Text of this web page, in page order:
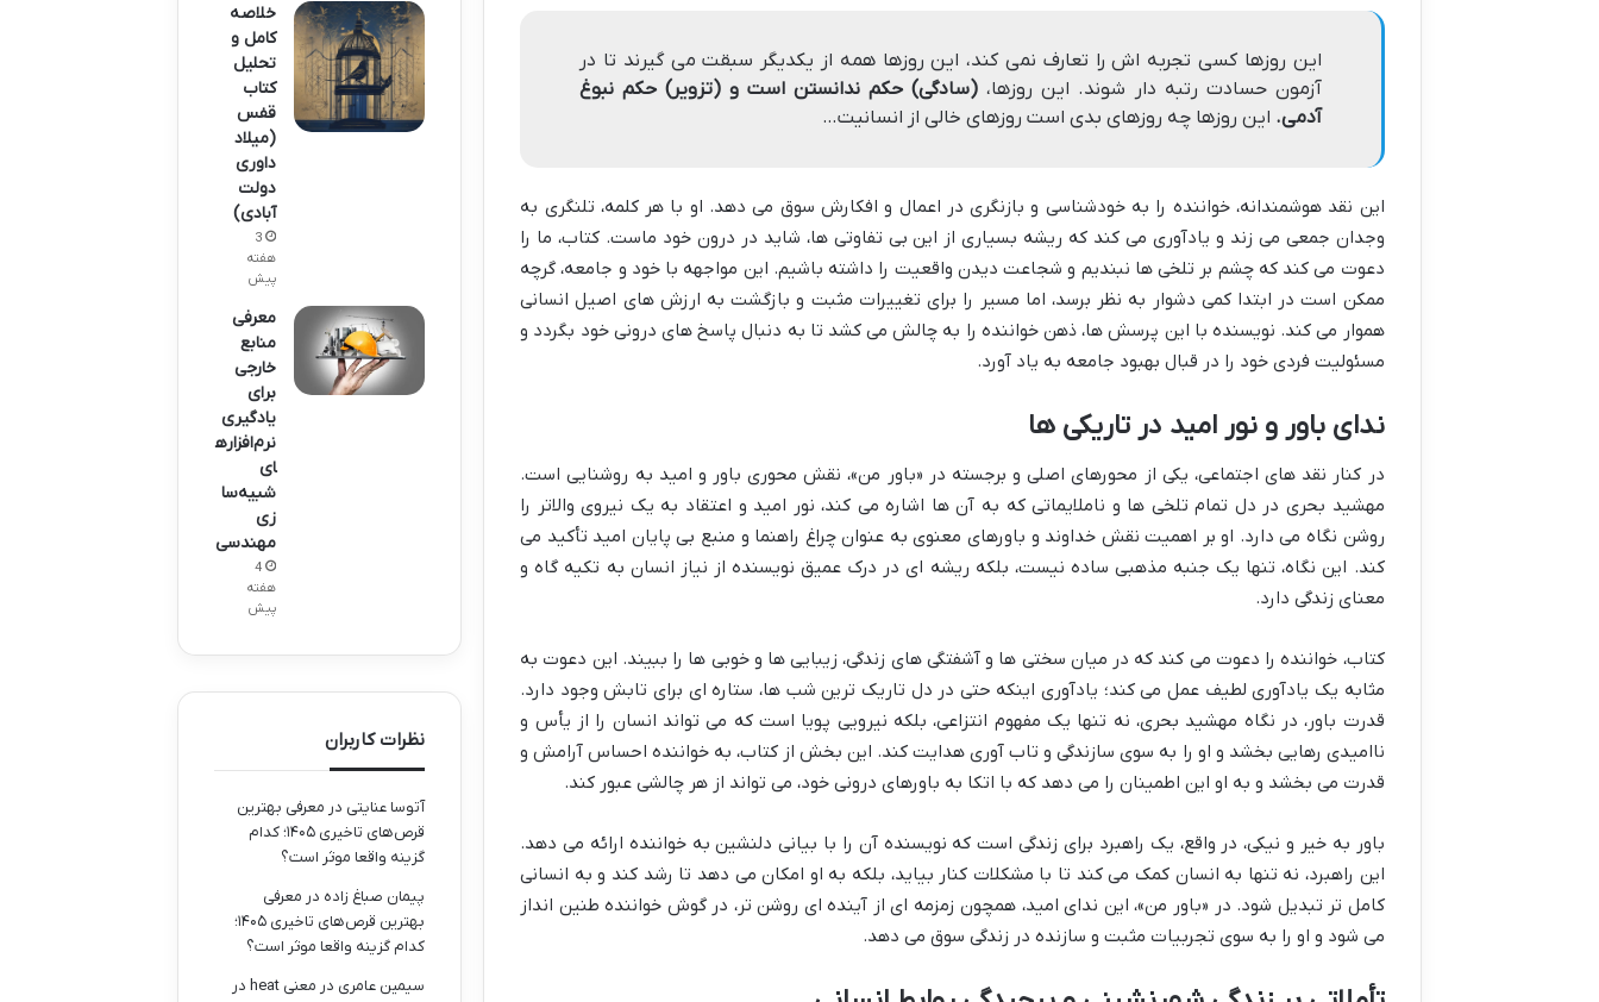
این روزها کسی تجربه اش را تعارف نمی کند، این روزها همه از یکدیگر سبقت می گیرند تا در
آزمون حسادت رتبه دار شوند. این روزها، (سادگی) حکم ندانستن است و (تزویر) حکم نبوغ
آدمی. این روزها چه روزهای بدی است روزهای خالی از انسانیت…
این نقد هوشمندانه، خواننده را به خودشناسی و بازنگری در اعمال و افکارش سوق می دهد. او با هر کلمه، تلنگری به
وجدان جمعی می زند و یادآوری می کند که ریشه بسیاری از این بی تفاوتی ها، شاید در درون خود ماست. کتاب، ما را
دعوت می کند که چشم بر تلخی ها نبندیم و شجاعت دیدن واقعیت را داشته باشیم. این مواجهه با خود و جامعه، گرچه
ممکن است در ابتدا کمی دشوار به نظر برسد، اما مسیر را برای تغییرات مثبت و بازگشت به ارزش های اصیل انسانی
هموار می کند. نویسنده با این پرسش ها، ذهن خواننده را به چالش می کشد تا به دنبال پاسخ های درونی خود بگردد و
مسئولیت فردی خود را در قبال بهبود جامعه به یاد آورد.
ندای باور و نور امید در تاریکی ها
در کنار نقد های اجتماعی، یکی از محورهای اصلی و برجسته در «باور من»، نقش محوری باور و امید به روشنایی است.
مهشید بحری در دل تمام تلخی ها و ناملایماتی که به آن ها اشاره می کند، نور امید و اعتقاد به یک نیروی والاتر را
روشن نگاه می دارد. او بر اهمیت نقش خداوند و باورهای معنوی به عنوان چراغ راهنما و منبع بی پایان امید تأکید می
کند. این نگاه، تنها یک جنبه مذهبی ساده نیست، بلکه ریشه ای در درک عمیق نویسنده از نیاز انسان به تکیه گاه و
معنای زندگی دارد.
کتاب، خواننده را دعوت می کند که در میان سختی ها و آشفتگی های زندگی، زیبایی ها و خوبی ها را ببیند. این دعوت به
مثابه یک یادآوری لطیف عمل می کند؛ یادآوری اینکه حتی در دل تاریک ترین شب ها، ستاره ای برای تابش وجود دارد.
قدرت باور، در نگاه مهشید بحری، نه تنها یک مفهوم انتزاعی، بلکه نیرویی پویا است که می تواند انسان را از یأس و
ناامیدی رهایی بخشد و او را به سوی سازندگی و تاب آوری هدایت کند. این بخش از کتاب، به خواننده احساس آرامش و
قدرت می بخشد و به او این اطمینان را می دهد که با اتکا به باورهای درونی خود، می تواند از هر چالشی عبور کند.
باور به خیر و نیکی، در واقع، یک راهبرد برای زندگی است که نویسنده آن را با بیانی دلنشین به خواننده ارائه می دهد.
این راهبرد، نه تنها به انسان کمک می کند تا با مشکلات کنار بیاید، بلکه به او امکان می دهد تا رشد کند و به انسانی
کامل تر تبدیل شود. در «باور من»، این ندای امید، همچون زمزمه ای از آینده ای روشن تر، در گوش خواننده طنین انداز
می شود و او را به سوی تجربیات مثبت و سازنده در زندگی سوق می دهد.
خلاصه
کامل و
تحلیل
کتاب
قفس
(میلاد
داوری
دولت
آبادی)
3
هفته
پیش
معرفی
منابع
خارجی
برای
یادگیری
نرم‌افزاره
ای
شبیه‌سا
زی
مهندسی
4
هفته
پیش
نظرات کاربران
آتوسا عنایتی در معرفی بهترین
قرص‌های تاخیری ۱۴۰۵؛ کدام
گزینه واقعا موثر است؟
پیمان صباغ زاده در معرفی
بهترین قرص‌های تاخیری ۱۴۰۵؛
کدام گزینه واقعا موثر است؟
سیمین عامری در
معنی heat در